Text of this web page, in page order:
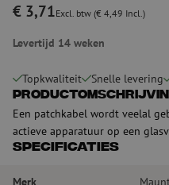
€ 3,71Excl. btw (€ 4,49 Incl.)
Levertijd 14 weken
Topkwaliteit Snelle levering
Een patchkabel wordt veelal
actieve apparatuur op een
Specificaties
Merk